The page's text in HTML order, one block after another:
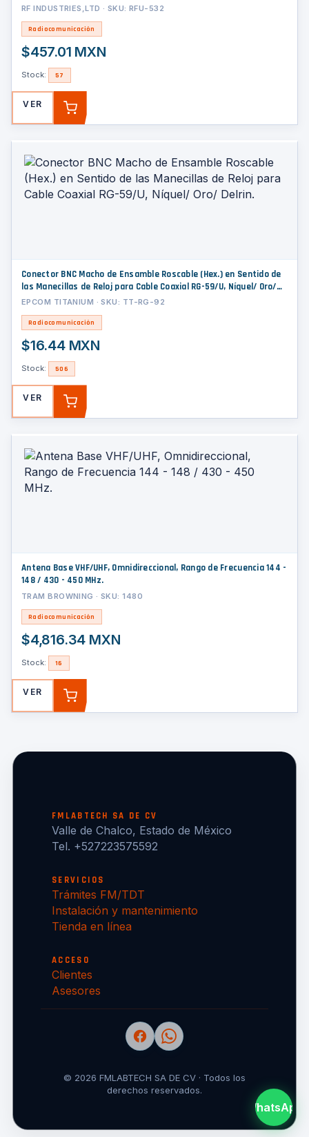
RF INDUSTRIES,LTD · SKU: RFU-532
Radiocomunicación
$457.01 MXN
Stock: 57
VER
AGREGAR
Conector BNC Macho de Ensamble Roscable (Hex.) en Sentido de
las Manecillas de Reloj para Cable Coaxial RG-59/U, Níquel/ Oro/
Delrin.
EPCOM TITANIUM · SKU: TT-RG-92
Radiocomunicación
$16.44 MXN
Stock: 506
VER
AGREGAR
Antena Base VHF/UHF, Omnidireccional, Rango de Frecuencia 144 -
148 / 430 - 450 MHz.
TRAM BROWNING · SKU: 1480
Radiocomunicación
$4,816.34 MXN
Stock: 16
VER
AGREGAR
WhatsApp
FMLABTECH SA DE CV
Valle de Chalco, Estado de México
Tel. +527223575592
SERVICIOS
Trámites FM/TDT
Instalación y mantenimiento
Tienda en línea
ACCESO
Clientes
Asesores
© 2026 FMLABTECH SA DE CV · Todos los
derechos reservados.